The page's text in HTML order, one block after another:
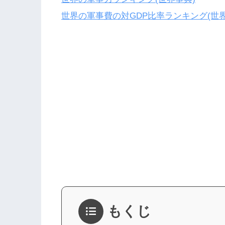
世界の軍事費の対GDP比率ランキング(世
もくじ